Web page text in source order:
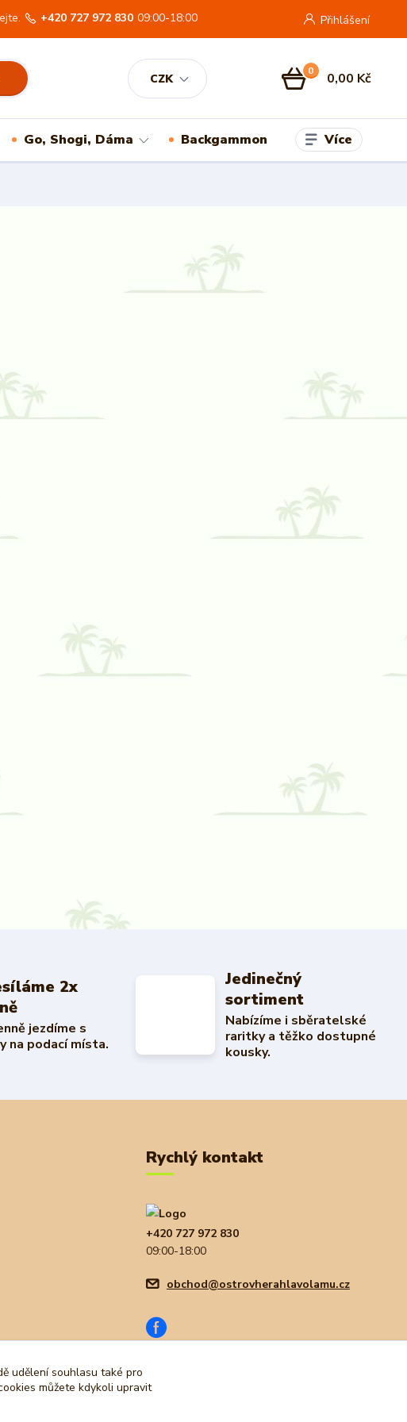
CZK
Přihlášení
+420 727 972 830 09:00-18:00
0 0,00 Kč
Go, Shogi, Dáma Backgammon Více
2x
jezdíme s
na podací místa.
Jedinečný
sortiment
Nabízíme i sběratelské
raritky a těžko dostupné
kousky.
Rychlý kontakt
+420 727 972 830
09:00-18:00
obchod@ostrovherahlavolamu.cz
udělení souhlasu také pro
můžete kdykoli upravit